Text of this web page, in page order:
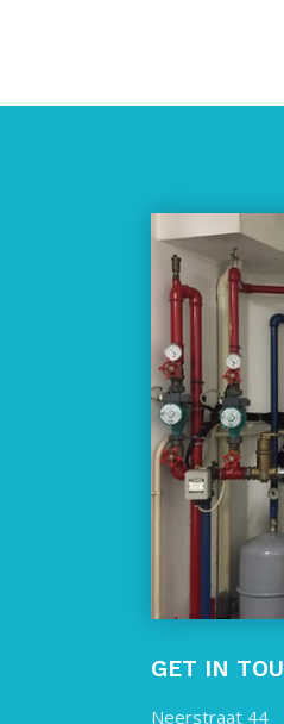
GET IN
Neerstraat 44